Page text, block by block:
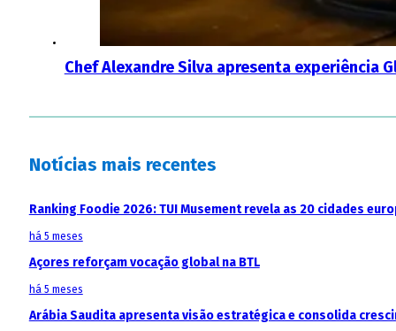
Chef Alexandre Silva apresenta experiência
Notícias mais recentes
Ranking Foodie 2026: TUI Musement revela as 20 cidades
há 5 meses
Açores reforçam vocação global na BTL
há 5 meses
Arábia Saudita apresenta visão estratégica e consolida